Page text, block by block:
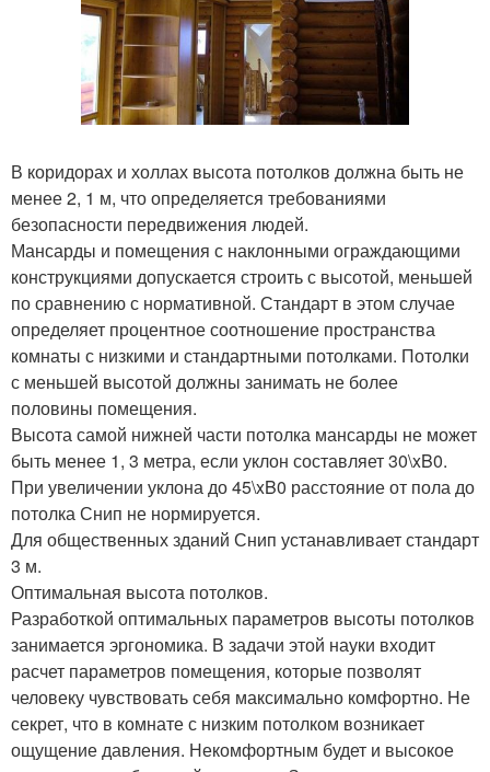
В коридорах и холлах высота потолков должна быть не
менее 2, 1 м, что определяется требованиями
безопасности передвижения людей.
Мансарды и помещения с наклонными ограждающими
конструкциями допускается строить с высотой, меньшей
по сравнению с нормативной. Стандарт в этом случае
определяет процентное соотношение пространства
комнаты с низкими и стандартными потолками. Потолки
с меньшей высотой должны занимать не более
половины помещения.
Высота самой нижней части потолка мансарды не может
быть менее 1, 3 метра, если уклон составляет 30\xB0.
При увеличении уклона до 45\xB0 расстояние от пола до
потолка Снип не нормируется.
Для общественных зданий Снип устанавливает стандарт
3 м.
Оптимальная высота потолков.
Разработкой оптимальных параметров высоты потолков
занимается эргономика. В задачи этой науки входит
расчет параметров помещения, которые позволят
человеку чувствовать себя максимально комфортно. Не
секрет, что в комнате с низким потолком возникает
ощущение давления. Некомфортным будет и высокое